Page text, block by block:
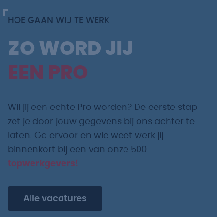
HOE GAAN WIJ TE WERK
ZO WORD JIJ
EEN PRO
Wil jij een echte Pro worden? De eerste stap
zet je door jouw gegevens bij ons achter te
laten. Ga ervoor en wie weet werk jij
binnenkort bij een van onze 500
topwerkgevers!
Alle vacatures